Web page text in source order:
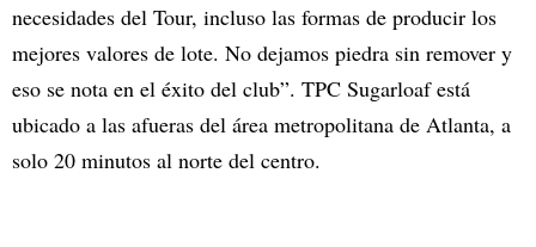
necesidades del Tour, incluso las formas de producir los
mejores valores de lote. No dejamos piedra sin remover y
eso se nota en el éxito del club”. TPC Sugarloaf está
ubicado a las afueras del área metropolitana de Atlanta, a
solo 20 minutos al norte del centro.